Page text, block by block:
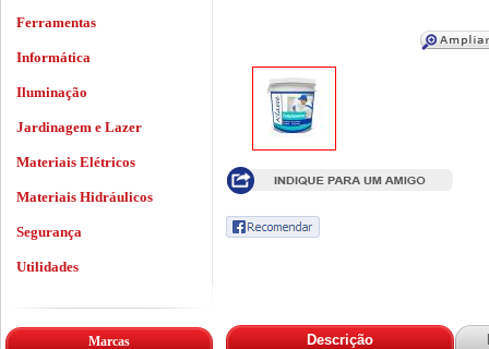
Descrição
Ferramentas
Informática
Iluminação
Jardinagem e Lazer
Materiais Elétricos
Materiais Hidráulicos
Segurança
Utilidades
Marcas